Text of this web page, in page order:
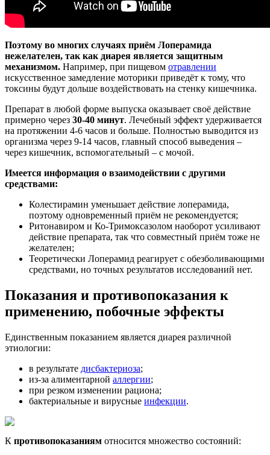
Поэтому во многих случаях приём Лоперамида
нежелателен, так как диарея является защитным
механизмом. Например, при пищевом отравлении
искусственное замедление моторики приведёт к тому, что
токсины будут дольше воздействовать на стенку кишечника.
Препарат в любой форме выпуска оказывает своё действие
примерно через 30-40 минут. Лечебный эффект удерживается
на протяжении 4-6 часов и больше. Полностью выводится из
организма через 9-14 часов, главный способ выведения –
через кишечник, вспомогательный – с мочой.
Имеется информация о взаимодействии с другими
средствами:
Колестирамин уменьшает действие лоперамида,
поэтому одновременный приём не рекомендуется;
Ритонавиром и Ко-Тримоксазолом наоборот усиливают
действие препарата, так что совместный приём тоже не
желателен;
Теоретически Лоперамид реагирует с обезболивающими
средствами, но точных результатов исследований нет.
Показания и противопоказания к
применению, побочные эффекты
Единственным показанием является диарея различной
этиологии:
в результате дисбактериоза;
из-за алиментарной аллергии;
при резком изменении рациона;
бактериальные и вирусные инфекции.
К противопоказаниям относится множество состояний: